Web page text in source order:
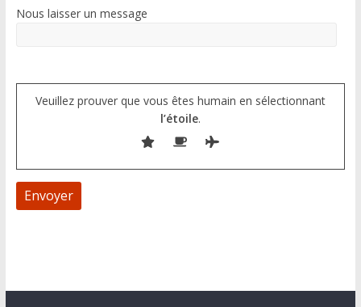
Nous laisser un message
Veuillez prouver que vous êtes humain en sélectionnant
l’étoile.
t